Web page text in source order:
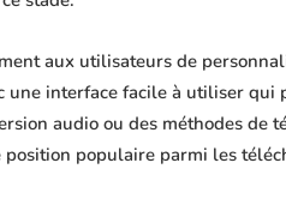
aux utilisateurs de
interface facile à utiliser
audio ou des méthodes
populaire parmi les